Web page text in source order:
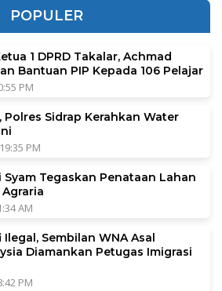
POPULER
1 DPRD Takalar, Achmad
Bantuan PIP Kepada 106 Pelajar
PM
Sidrap Kerahkan Water
PM
Tegaskan Penataan Lahan
AM
Sembilan WNA Asal
Diamankan Petugas Imigrasi
PM